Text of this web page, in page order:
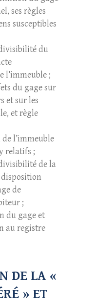
ses règles
susceptibles
du
l’immeuble ;
du gage sur
et sur les
et règle
l’immeuble
relatifs ;
de la
de
;
du gage et
au registre
DE LA «
» ET